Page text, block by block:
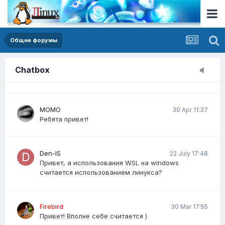
Общие форумы
Chatbox
я не спамил у вас ничего на форуме, можете
пожалуйста сделать возможность размещения
публикации?
автоматизации задач?
MOMO 30 Apr 11:37
Ребята привет!
Den-IS 22 July 17:48
Привет, а использования WSL на windows
считается использованием линукса?
Firebird 30 Mar 17:55
Привет! Вполне себе считается )